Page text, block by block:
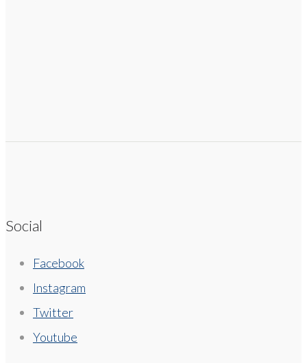
Social
Facebook
Instagram
Twitter
Youtube